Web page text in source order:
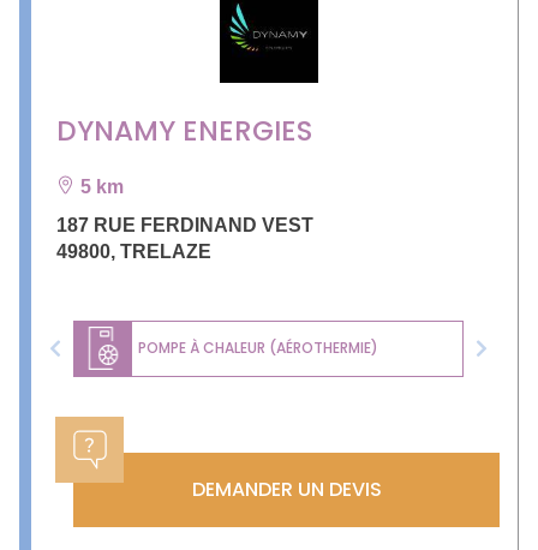
DYNAMY ENERGIES
5 km
187 RUE FERDINAND VEST
49800, TRELAZE
POMPE À CHALEUR (AÉROTHERMIE)
Previous Next
DEMANDER UN DEVIS